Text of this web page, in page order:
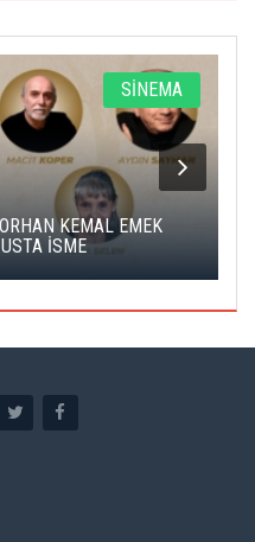
SİNEMA
KEMAL EMEK
İSME